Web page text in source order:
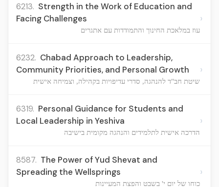
6213. Strength in the Work of Education and
Facing Challenges
עוז במלאכת החינוך והתמודדות עם אתגרים
›
6232. Chabad Approach to Leadership,
Community Priorities, and Personal Growth
שיטת חב"ד להנהגה, סדרי עדיפויות בקהילה, וצמיחה אישית
›
6319. Personal Guidance for Students and
Local Leadership in Yeshiva
הדרכה אישית לתלמידים והנהגה מקומית בישיבה
›
8587. The Power of Yud Shevat and
Spreading the Wellsprings
כוחו של יום י' בשבט והפצת המעיינות
›